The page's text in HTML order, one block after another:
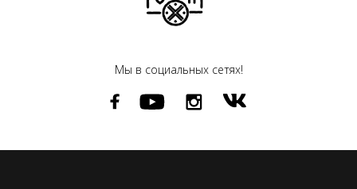
Мы в социальных сетях!